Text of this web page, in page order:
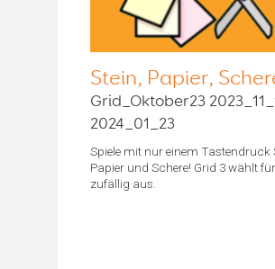
Stein, Papier,
Grid_Oktober23
2024_01_23
Spiele mit nur einem Tastendruck
Papier und Schere! Grid 3 wählt
zufällig aus.